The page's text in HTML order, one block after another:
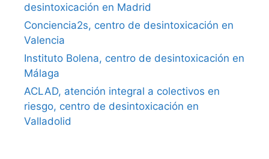
desintoxicación en Madrid
Conciencia2s, centro de desintoxicación en
Valencia
Instituto Bolena, centro de desintoxicación en
Málaga
ACLAD, atención integral a colectivos en
riesgo, centro de desintoxicación en
Valladolid